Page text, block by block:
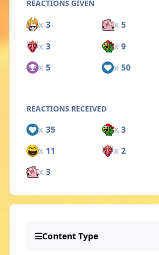
REACTIONS GIVEN
x 3 x5
x 3 x9
x 5 x50
REACTIONS RECEIVED
x 35 x3
x 11 x2
x 3
Content Type